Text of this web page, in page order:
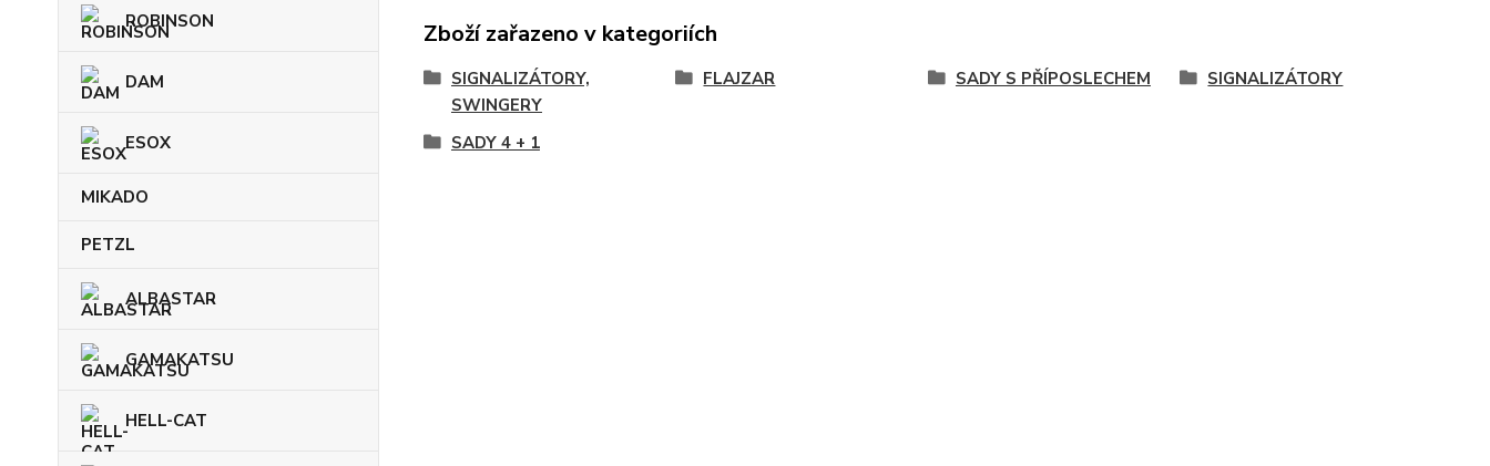
ROBINSON
DAM
ESOX
MIKADO
PETZL
ALBASTAR
GAMAKATSU
HELL-CAT
Zboží zařazeno v kategoriích
SIGNALIZÁTORY,
SWINGERY
FLAJZAR SADY S PŘÍPOSLECHEM SIGNALIZÁTORY
SADY 4 + 1